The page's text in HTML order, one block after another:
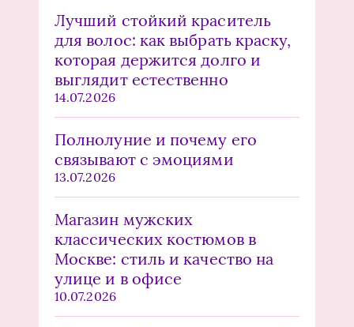
Лучший стойкий краситель
для волос: как выбрать краску,
которая держится долго и
выглядит естественно
14.07.2026
Полнолуние и почему его
связывают с эмоциями
13.07.2026
Магазин мужских
классических костюмов в
Москве: стиль и качество на
улице и в офисе
10.07.2026